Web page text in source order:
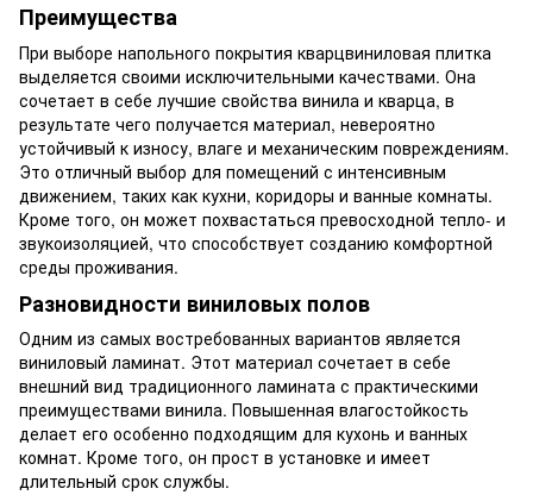
Преимущества
При выборе напольного покрытия кварцвиниловая плитка
выделяется своими исключительными качествами. Она
сочетает в себе лучшие свойства винила и кварца, в
результате чего получается материал, невероятно
устойчивый к износу, влаге и механическим повреждениям.
Это отличный выбор для помещений с интенсивным
движением, таких как кухни, коридоры и ванные комнаты.
Кроме того, он может похвастаться превосходной тепло- и
звукоизоляцией, что способствует созданию комфортной
среды проживания.
Разновидности виниловых полов
Одним из самых востребованных вариантов является
виниловый ламинат. Этот материал сочетает в себе
внешний вид традиционного ламината с практическими
преимуществами винила. Повышенная влагостойкость
делает его особенно подходящим для кухонь и ванных
комнат. Кроме того, он прост в установке и имеет
длительный срок службы.